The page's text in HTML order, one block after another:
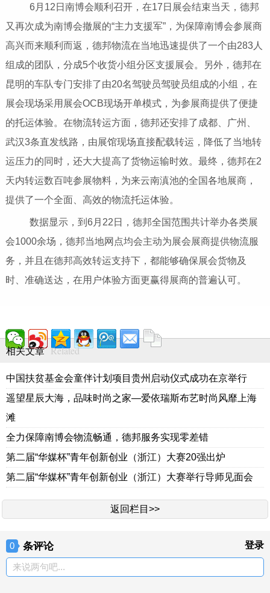
6月12日南博会顺利召开，在17日展会结束当天，德邦
又再次成为南博会撤展的“主力支援军”，为保障南博会参展商
高兴而来顺利而返，德邦物流在当地迅速提供了一个由283人
组成的团队，分成5个收货小组分区支援展会。另外，德邦在
昆明的车队专门安排了由20名驾驶员驾驶员组成的小组，在
展会现场采用展会OCB现场开单模式，为参展商提供了便捷
的托运体验。在物流转运方面，德邦还安排了成都、广州、
武汉3条直发线路，由展馆现场直接配载转运，降低了当地转
运压力的同时，还大大提高了货物运输时效。最终，德邦在2
天内转运数百吨参展物料，为来云南滇池的全国各地展商，
提供了一个全面、高效的物流托运体验。
数据显示，到6月22日，德邦全国范围共计举办各类展
会1000余场，德邦当地网点均会主动为展会展商提供物流服
务，并且在德邦高效转运支持下，都能够确保展会货物及
时、准确送达，在用户体验方面更赢得展商的普遍认可。
相关文章 Related
中国扶贫基金会童伴计划项目贵州启动仪式成功在京举行
遥望星辰大海，品味时尚之家—爱依瑞斯布艺时尚风靡上海
滩
全力保障南博会物流畅通，德邦服务实现零差错
第二届“华媒杯”青年创新创业（浙江）大赛20强出炉
第二届“华媒杯”青年创新创业（浙江）大赛举行导师见面会
返回栏目>>
0 条评论 登录
来说两句吧...